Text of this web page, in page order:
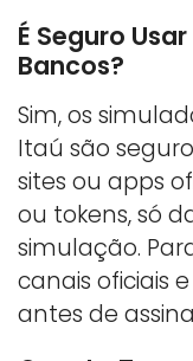
É Seguro
Bancos?
Sim, os
Itaú são
sites ou apps
ou tokens, só
simulação.
canais oficiais
antes de